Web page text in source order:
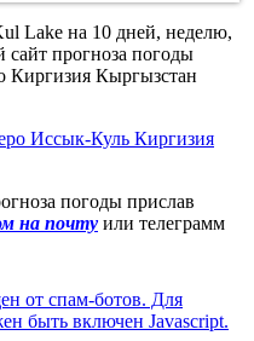
Lake на 10 дней, неделю,
сайт прогноза погоды
Киргизия Кыргызстан
Иссык-Куль Киргизия
погоды прислав
на почту или телеграмм
от спам-ботов. Для
быть включен Javascript.